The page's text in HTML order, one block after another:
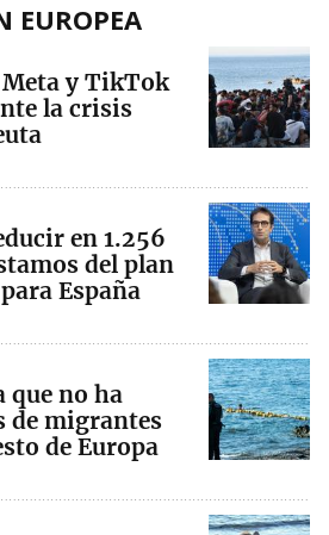
EUROPEA
Meta y TikTok
la crisis
en 1.256
del plan
España
que no ha
de migrantes
de Europa